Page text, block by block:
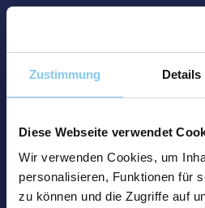
Zustimmung Details
Diese Webseite verwendet
Wir verwenden Cookies, um
personalisieren, Funktionen für
zu können und die Zugriffe auf